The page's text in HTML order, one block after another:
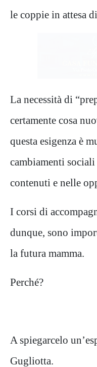
le coppie in attesa
La necessità di
certamente cosa
questa esigenza è
cambiamenti
contenuti e nelle
I corsi di
dunque, sono
la futura mamma.
Perché?
A spiegarcelo
Gugliotta.